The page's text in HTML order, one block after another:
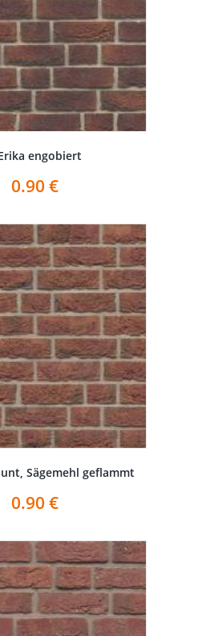
engobiert
0.90 €
Sägemehl geflammt
0.90 €